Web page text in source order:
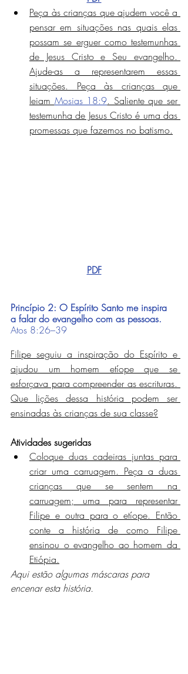
Peça às crianças que ajudem você a
pensar em situações nas quais elas
possam se erguer como testemunhas
de Jesus Cristo e Seu evangelho.
Ajude-as a representarem essas
situações. Peça às crianças que
leiam Mosias 18:9. Saliente que ser
testemunha de Jesus Cristo é uma das
promessas que fazemos no batismo.
PDF
Princípio 2: O Espírito Santo me inspira
a falar do evangelho com as pessoas.
Atos 8:26–39
Filipe seguiu a inspiração do Espírito e
ajudou um homem etíope que se
esforçava para compreender as escrituras.
Que lições dessa história podem ser
ensinadas às crianças de sua classe?
Atividades sugeridas
Coloque duas cadeiras juntas para
criar uma carruagem. Peça a duas
crianças que se sentem na
carruagem; uma para representar
Filipe e outra para o etíope. Então
conte a história de como Filipe
ensinou o evangelho ao homem da
Etiópia.
Aqui estão algumas máscaras para
encenar esta história.